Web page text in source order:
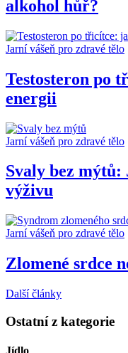
alkohol hůř?
Jarní vášeň pro zdravé tělo
Testosteron po
energii
Jarní vášeň pro zdravé tělo
Svaly bez
výživu
Jarní vášeň pro zdravé tělo
Zlomené srdce
Další články
Ostatní z kategorie